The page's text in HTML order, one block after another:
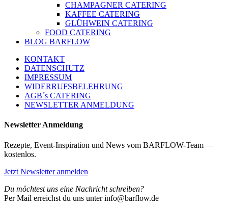
CHAMPAGNER CATERING
KAFFEE CATERING
GLÜHWEIN CATERING
FOOD CATERING
BLOG BARFLOW
KONTAKT
DATENSCHUTZ
IMPRESSUM
WIDERRUFSBELEHRUNG
AGB´s CATERING
NEWSLETTER ANMELDUNG
Newsletter Anmeldung
Rezepte, Event-Inspiration und News vom BARFLOW-Team —
kostenlos.
Jetzt Newsletter anmelden
Du möchtest uns eine Nachricht schreiben?
Per Mail erreichst du uns unter info@barflow.de